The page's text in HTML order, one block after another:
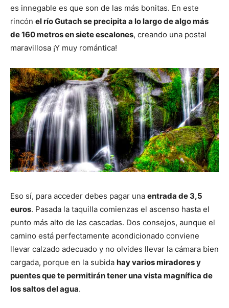
es innegable es que son de las más bonitas. En este
rincón el río Gutach se precipita a lo largo de algo más
de 160 metros en siete escalones, creando una postal
maravillosa ¡Y muy romántica!
Eso sí, para acceder debes pagar una entrada de 3,5
euros. Pasada la taquilla comienzas el ascenso hasta el
punto más alto de las cascadas. Dos consejos, aunque el
camino está perfectamente acondicionado conviene
llevar calzado adecuado y no olvides llevar la cámara bien
cargada, porque en la subida hay varios miradores y
puentes que te permitirán tener una vista magnífica de
los saltos del agua.